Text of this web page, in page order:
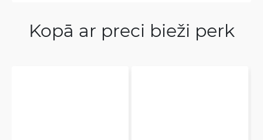
Kopā ar preci bieži perk